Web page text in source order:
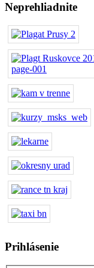
Neprehliadnite
Prihlásenie